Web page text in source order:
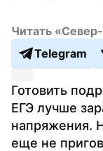
Читать
Telegram
Готовить
ЕГЭ лучше
напряжения.
еще не